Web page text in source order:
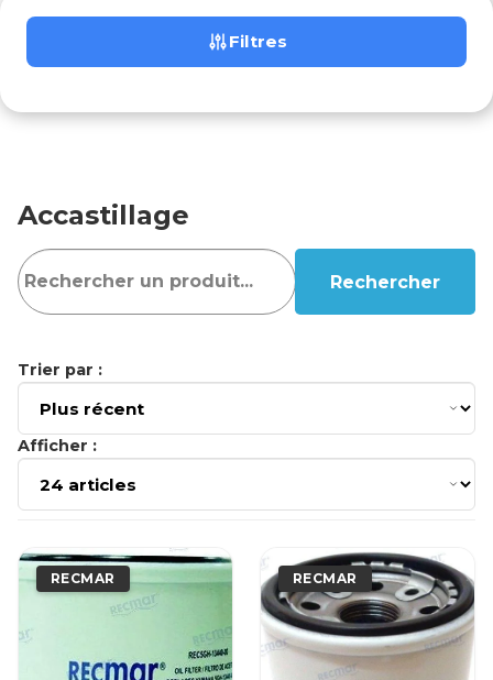
Filtres
Accastillage
Rechercher
Trier par :
Afficher :
RECMAR RECMAR